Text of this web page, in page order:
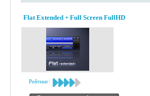
Flat Extended + Full Screen FullHD
Рейтинг: